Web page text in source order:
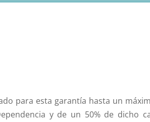
para esta garantía hasta un
y de un 50% de dicho